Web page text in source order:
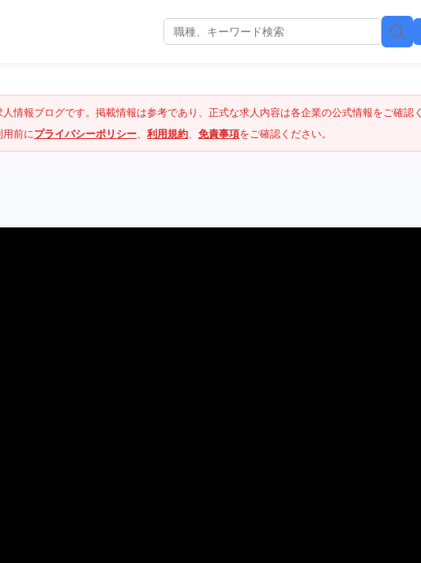
情報ブログです。掲載情報は参考であり、正式な求人内容は各企業の公式情報をご確認
用前にプライバシーポリシー、 利用規約、 免責事項をご確認ください。